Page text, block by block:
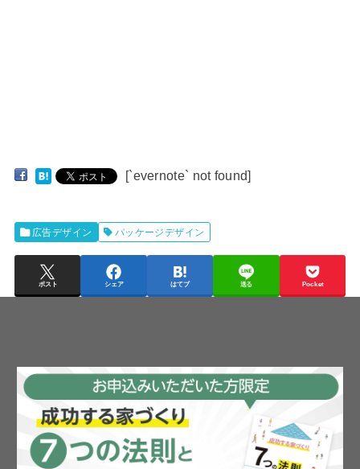
[`evernote` not found]
広告デザイン パッケージデザイン
ポスト シェア はてブ 送る Pocket